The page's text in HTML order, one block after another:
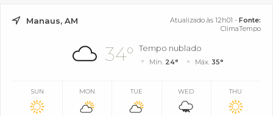
Manaus, AM Atualizado às 12h01 - Fonte:
ClimaTempo
34° Tempo nublado
Mín. 24° Máx. 35°
SUN MON TUE WED THU